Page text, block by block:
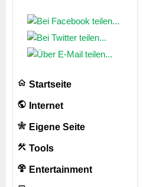
Startseite
Internet
Eigene Seite
Tools
Entertainment